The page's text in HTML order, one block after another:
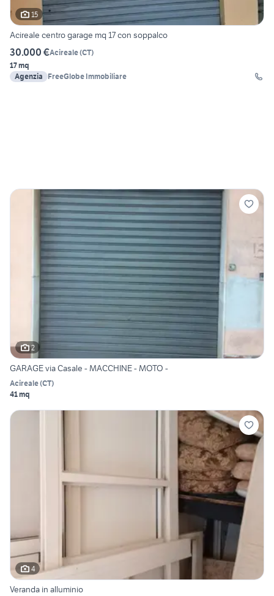
15
Acireale centro garage mq 17 con soppalco
30.000 €Acireale(CT)
17 mq
Agenzia
FreeGlobe Immobiliare
2
GARAGE via Casale - MACCHINE - MOTO -
Acireale(CT)
41 mq
4
Veranda in alluminio